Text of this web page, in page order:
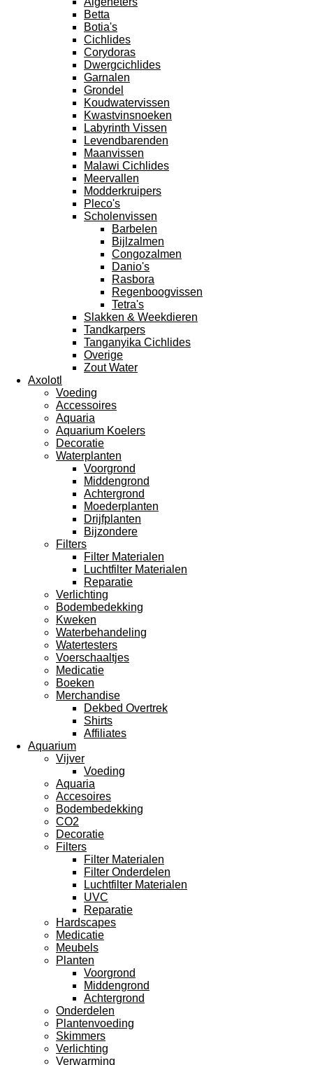
Betta
Botia's
Cichlides
Corydoras
Dwergcichlides
Garnalen
Grondel
Koudwatervissen
Kwastvinsnoeken
Labyrinth Vissen
Levendbarenden
Maanvissen
Malawi Cichlides
Meervallen
Modderkruipers
Pleco's
Scholenvissen
Barbelen
Bijlzalmen
Congozalmen
Danio's
Rasbora
Regenboogvissen
Tetra's
Slakken & Weekdieren
Tandkarpers
Tanganyika Cichlides
Overige
Zout Water
Axolotl
Voeding
Accessoires
Aquaria
Aquarium Koelers
Decoratie
Waterplanten
Voorgrond
Middengrond
Achtergrond
Moederplanten
Drijfplanten
Bijzondere
Filters
Filter Materialen
Luchtfilter Materialen
Reparatie
Verlichting
Bodembedekking
Kweken
Waterbehandeling
Watertesters
Voerschaaltjes
Medicatie
Boeken
Merchandise
Dekbed Overtrek
Shirts
Affiliates
Aquarium
Vijver
Voeding
Aquaria
Accesoires
Bodembedekking
CO2
Decoratie
Filters
Filter Materialen
Filter Onderdelen
Luchtfilter Materialen
UVC
Reparatie
Hardscapes
Medicatie
Meubels
Planten
Voorgrond
Middengrond
Achtergrond
Onderdelen
Plantenvoeding
Skimmers
Verlichting
Verwarming